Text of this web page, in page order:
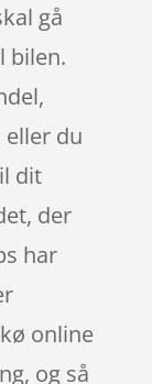
gå
bilen.
du
dit
der
har
online
og så